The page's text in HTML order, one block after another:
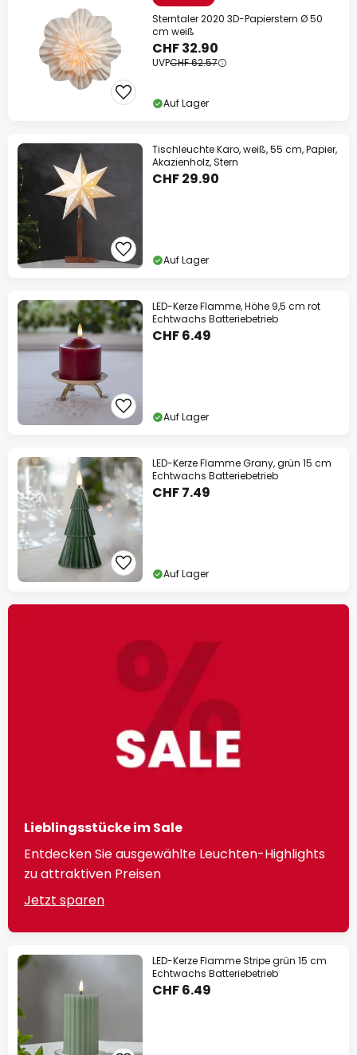
Sterntaler 2020 3D-Papierstern Ø 50
cm weiß
CHF 32.90
UVPCHF 62.57
Auf Lager
Tischleuchte Karo, weiß, 55 cm, Papier,
Akazienholz, Stern
CHF 29.90
Auf Lager
LED-Kerze Flamme, Höhe 9,5 cm rot
Echtwachs Batteriebetrieb
CHF 6.49
Auf Lager
LED-Kerze Flamme Grany, grün 15 cm
Echtwachs Batteriebetrieb
CHF 7.49
Auf Lager
Lieblingsstücke im Sale
Entdecken Sie ausgewählte Leuchten-Highlights
zu attraktiven Preisen
Jetzt sparen
LED-Kerze Flamme Stripe grün 15 cm
Echtwachs Batteriebetrieb
CHF 6.49